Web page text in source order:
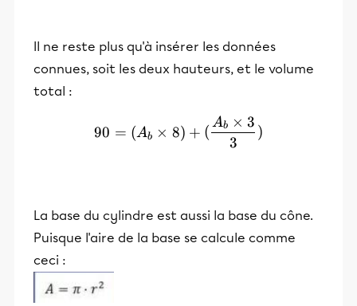
Il ne reste plus qu'à insérer les données
connues, soit les deux hauteurs, et le volume
total :
90= (A_{b}\times
90 = (Ab × 8) + (
3
Ab × 3
)
La base du cylindre est aussi la base du cône.
Puisque l'aire de la base se calcule comme
ceci :